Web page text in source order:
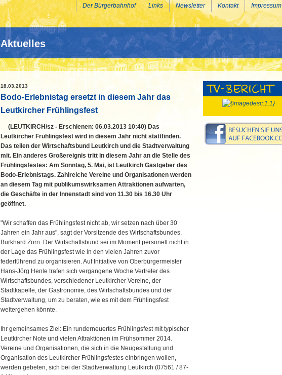
Aktuelles
Impressum
Kontakt
Newsletter
Links
Der Bürgerbahnhof
18.03.2013
Bodo-Erlebnistag ersetzt in diesem Jahr das
Leutkircher Frühlingsfest
(LEUTKIRCH/sz - Erschienen: 06.03.2013 10:40) Das
Leutkircher Frühlingsfest wird in diesem Jahr nicht stattfinden.
Das teilen der Wirtschaftsbund Leutkirch und die Stadtverwaltung
mit. Ein anderes Großereignis tritt in diesem Jahr an die Stelle des
Frühlingsfestes: Am Sonntag, 5. Mai, ist Leutkirch Gastgeber des
Bodo-Erlebnistags. Zahlreiche Vereine und Organisationen werden
an diesem Tag mit publikumswirksamen Attraktionen aufwarten,
die Geschäfte in der Innenstadt sind von 11.30 bis 16.30 Uhr
geöffnet.
"Wir schaffen das Frühlingsfest nicht ab, wir setzen nach über 30
Jahren ein Jahr aus", sagt der Vorsitzende des Wirtschaftsbundes,
Burkhard Zorn. Der Wirtschaftsbund sei im Moment personell nicht in
der Lage das Frühlingsfest wie in den vielen Jahren zuvor
federführend zu organisieren. Auf Initiative von Oberbürgermeister
Hans-Jörg Henle trafen sich vergangene Woche Vertreter des
Wirtschaftsbundes, verschiedener Leutkircher Vereine, der
Stadtkapelle, der Gastronomie, des Wirtschaftsbundes und der
Stadtverwaltung, um zu beraten, wie es mit dem Frühlingsfest
weitergehen könnte.
Ihr gemeinsames Ziel: Ein runderneuertes Frühlingsfest mit typischer
Leutkircher Note und vielen Attraktionen im Frühsommer 2014.
Vereine und Organisationen, die sich in die Neugestaltung und
Organisation des Leutkircher Frühlingsfestes einbringen wollen,
werden gebeten, sich bei der Stadtverwaltung Leutkirch (07561 / 87-